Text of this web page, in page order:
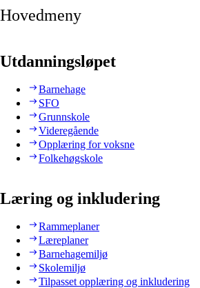
Hovedmeny
Utdanningsløpet
Barnehage
SFO
Grunnskole
Videregående
Opplæring for voksne
Folkehøgskole
Læring og inkludering
Rammeplaner
Læreplaner
Barnehagemiljø
Skolemiljø
Tilpasset opplæring og inkludering